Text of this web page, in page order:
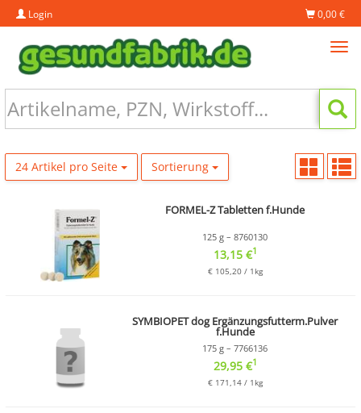
Login 0,00 €
24 Artikel pro Seite Sortierung
FORMEL-Z Tabletten f.Hunde
125 g – 8760130
13,15 €1
€ 105,20 / 1kg
SYMBIOPET dog Ergänzungsfutterm.Pulver
f.Hunde
175 g – 7766136
29,95 €1
€ 171,14 / 1kg